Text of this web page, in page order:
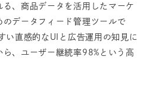
る、商品データを活用したマーケ
のデータフィード管理ツールで
い直感的なUIと広告運用の知見に
、ユーザー継続率98%という高